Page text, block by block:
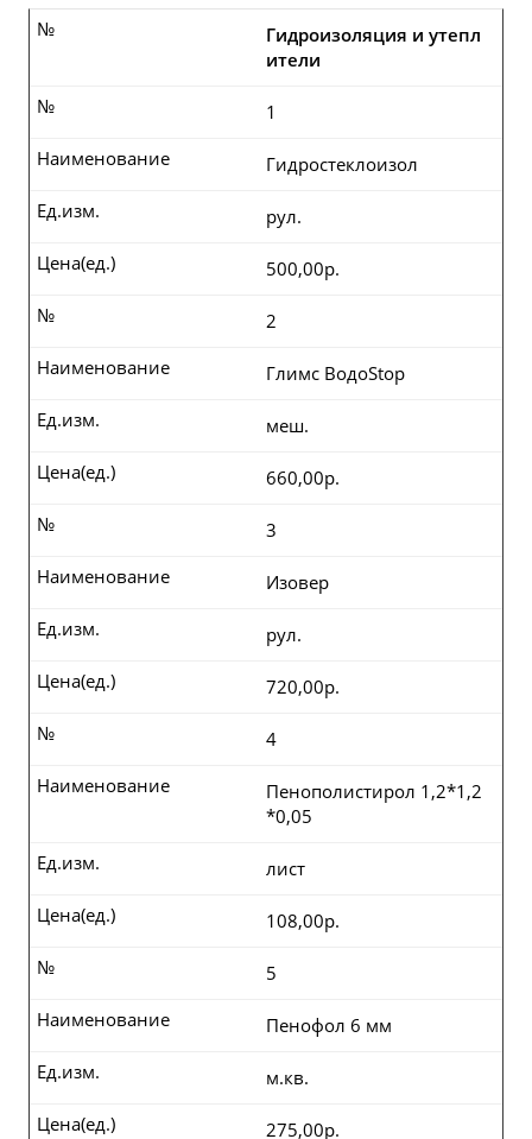
Гидроизоляция и утепл
ители
№
1
№
Гидростеклоизол
Наименование
рул.
Ед.изм.
500,00р.
Цена(ед.)
2
№
Глимс ВодоStop
Наименование
меш.
Ед.изм.
660,00р.
Цена(ед.)
3
№
Изовер
Наименование
рул.
Ед.изм.
720,00р.
Цена(ед.)
4
№
Пенополистирол 1,2*1,2
*0,05
Наименование
лист
Ед.изм.
108,00р.
Цена(ед.)
5
№
Пенофол 6 мм
Наименование
м.кв.
Ед.изм.
275,00р.
Цена(ед.)